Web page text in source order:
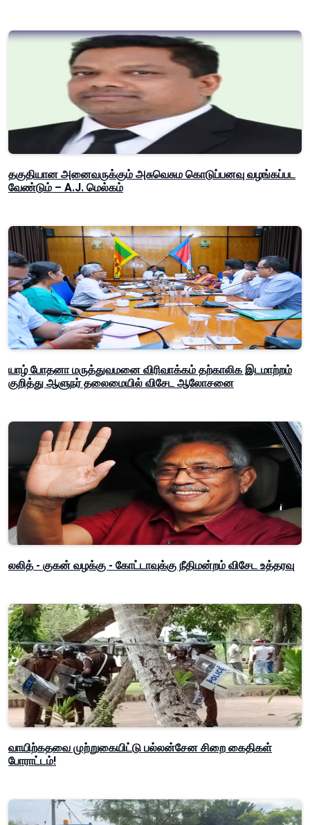
தகுதியான அனைவருக்கும் அசுவெசும கொடுப்பனவு வழங்கப்பட
வேண்டும் – A.J. மெல்கம்
யாழ் போதனா மருத்துவமனை விரிவாக்கம் தற்காலிக இடமாற்றம்
குறித்து ஆளுநர் தலைமையில் விசேட ஆலோசனை
லலித் - குகன் வழக்கு - கோட்டாவுக்கு நீதிமன்றம் விசேட உத்தரவு
வாயிற்கதவை முற்றுகையிட்டு பல்லன்சேன சிறை கைதிகள்
போராட்டம்!